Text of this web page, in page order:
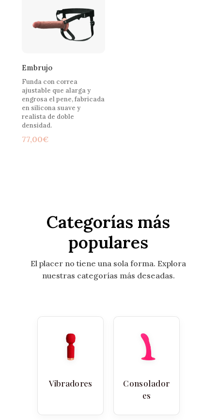
Embrujo
Funda con correa
ajustable que alarga y
engrosa el pene, fabricada
en silicona suave y
realista de doble
densidad.
77,00€
Categorías más
populares
El placer no tiene una sola forma. Explora
nuestras categorías más deseadas.
Vibradores
Consolador
es